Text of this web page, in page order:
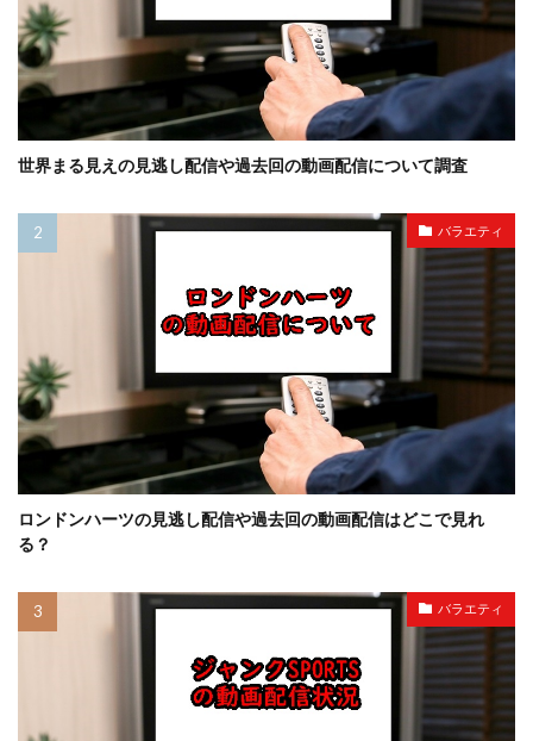
世界まる見えの見逃し配信や過去回の動画配信について調査
バラエティ
ロンドンハーツの見逃し配信や過去回の動画配信はどこで見れ
る？
バラエティ